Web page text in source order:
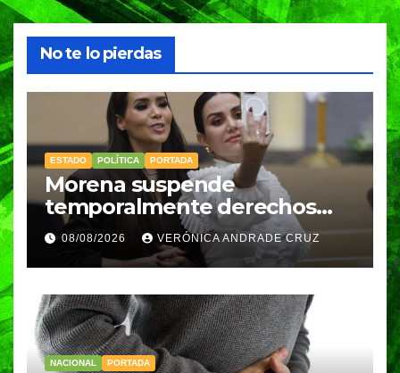
No te lo pierdas
ESTADO POLÍTICA PORTADA
Morena suspende
temporalmente derechos
partidarios de Nayeli Salvatori
y Graciela Palomares
08/08/2026 VERÓNICA ANDRADE CRUZ
NACIONAL PORTADA